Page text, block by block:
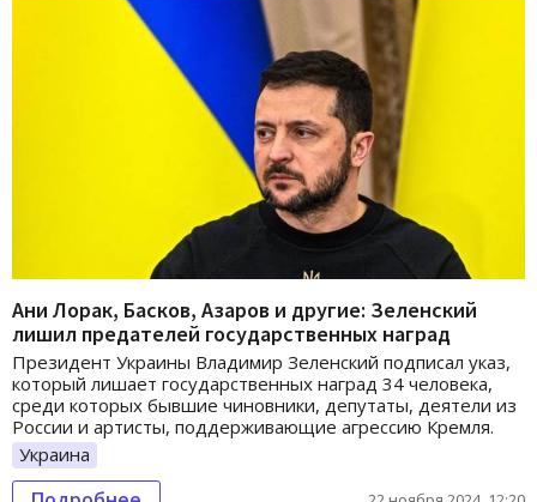
Ани Лорак, Басков, Азаров и другие: Зеленский
лишил предателей государственных наград
Президент Украины Владимир Зеленский подписал указ,
который лишает государственных наград 34 человека,
среди которых бывшие чиновники, депутаты, деятели из
России и артисты, поддерживающие агрессию Кремля.
Украина